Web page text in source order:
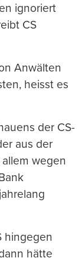
ignoriert
CS
Anwälten
heisst es
der CS-
aus der
wegen
hingegen
hätte